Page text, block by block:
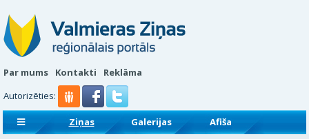
Par mums Kontakti
Reklāma
Autorizēties:
Ziņas Galerijas
Afiša